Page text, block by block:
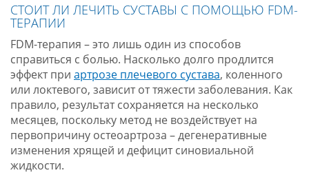
СТОИТ ЛИ ЛЕЧИТЬ СУСТАВЫ С ПОМОЩЬЮ FDM-
ТЕРАПИИ
FDM-терапия – это лишь один из способов
справиться с болью. Насколько долго продлится
эффект при артрозе плечевого сустава, коленного
или локтевого, зависит от тяжести заболевания. Как
правило, результат сохраняется на несколько
месяцев, поскольку метод не воздействует на
первопричину остеоартроза – дегенеративные
изменения хрящей и дефицит синовиальной
жидкости.